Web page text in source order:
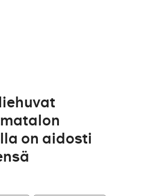
on aidosti